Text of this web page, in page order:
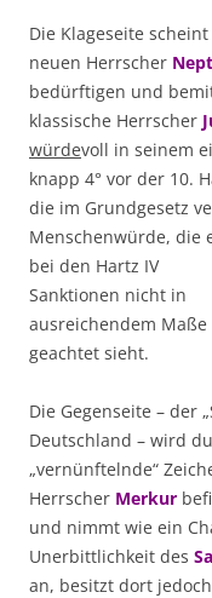
Die Klageseite
neuen Herrscher
bedürftigen und
klassische Herrscher
würdevoll in seinem
knapp 4° vor der 10.
die im Grundgesetz
Menschenwürde, die
bei den Hartz IV
Sanktionen nicht in
ausreichendem Maße
geachtet sieht.
Die Gegenseite – der
Deutschland – wird
„vernünftelnde“
Herrscher Merkur
und nimmt wie ein
Unerbittlichkeit des
an, besitzt dort